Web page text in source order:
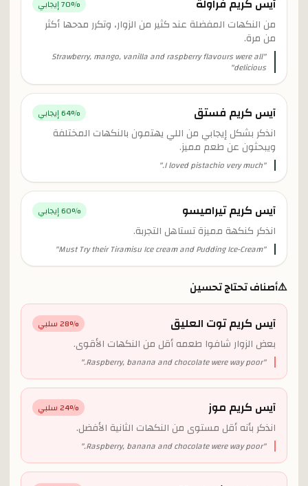
آيس كريم فراولة 70% إيجابي
من النكهات المفضلة عند كثير من الزوار، وتكرر مدحها أكثر
من مرة.
"
Strawberry, mango, vanilla and raspberry flavours were all
delicious
"
آيس كريم فستق 64% إيجابي
انذكر بشكل إيجابي من اللي يهتمون بالنكهات المختلفة
ويبحثون عن طعم مميز.
"
I loved pistachio very much.
"
آيس كريم تيراميسو 60% إيجابي
انذكر كنكهة مميزة تستاهل التجربة.
"
Must Try their Tiramisu Ice cream and Pudding Ice-Cream
"
⚠️أصناف تحتاج تحسين
آيس كريم توت العليق 28% سلبي
بعض الزوار شافوا طعمه أقل من النكهات الأقوى.
"
Raspberry, banana and chocolate were way poor.
"
آيس كريم موز 24% سلبي
انذكر بأنه أقل مستوى من النكهات الثانية الأفضل.
"
Raspberry, banana and chocolate were way poor.
"